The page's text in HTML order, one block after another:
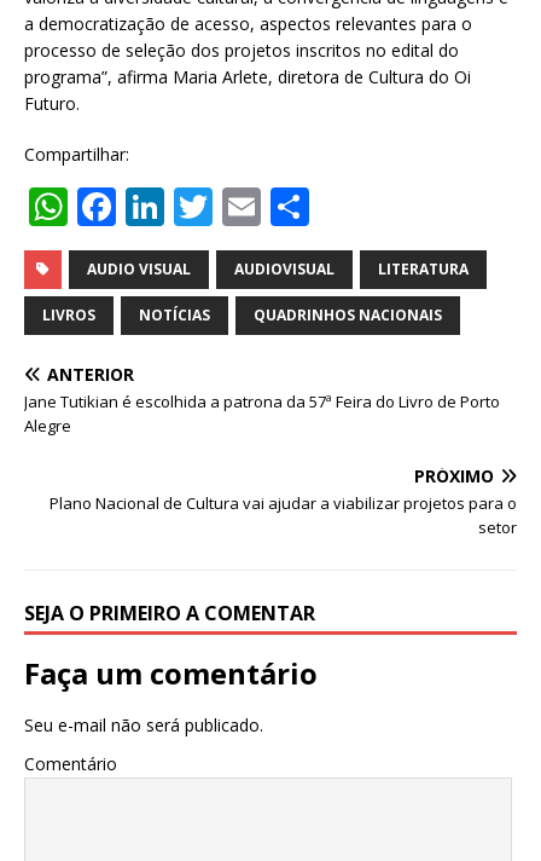
a democratização de acesso, aspectos relevantes para o
processo de seleção dos projetos inscritos no edital do
programa”, afirma Maria Arlete, diretora de Cultura do Oi
Futuro.
Compartilhar:
W
h
at
s
A
p
p
F
a
c
e
b
o
Li
n
k
e
n
T
w
it
te
E
m
ai
l
h
ar
e
AUDIO VISUAL AUDIOVISUAL LITERATURA
LIVROS NOTÍCIAS QUADRINHOS NACIONAIS
ANTERIOR
Jane Tutikian é escolhida a patrona da 57ª Feira do Livro de Porto
Alegre
PRÓXIMO
Plano Nacional de Cultura vai ajudar a viabilizar projetos para o
setor
SEJA O PRIMEIRO A COMENTAR
Faça um comentário
Seu e-mail não será publicado.
Comentário